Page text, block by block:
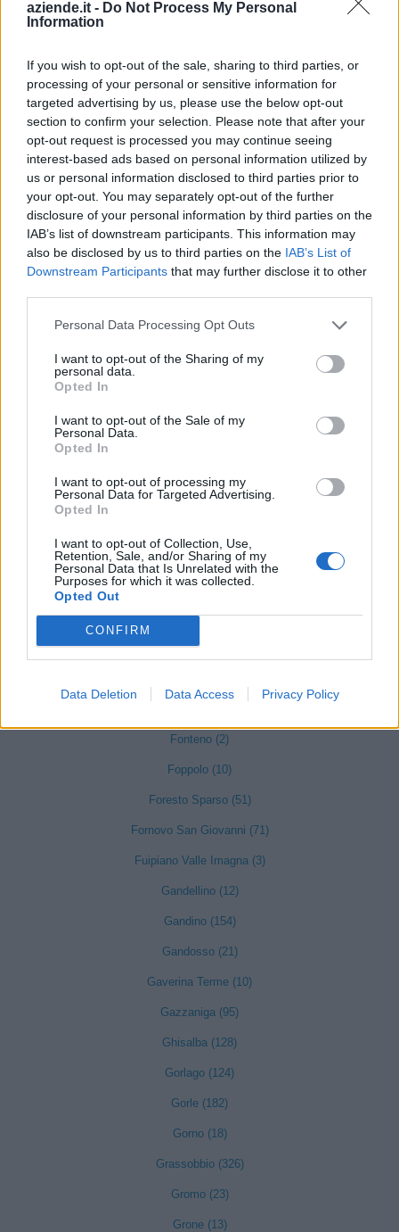
aziende.it - Do Not Process My Personal
Information
If you wish to opt-out of the sale, sharing to third parties, or
processing of your personal or sensitive information for
targeted advertising by us, please use the below opt-out
section to confirm your selection. Please note that after your
opt-out request is processed you may continue seeing
interest-based ads based on personal information utilized by
us or personal information disclosed to third parties prior to
your opt-out. You may separately opt-out of the further
disclosure of your personal information by third parties on the
IAB’s list of downstream participants. This information may
also be disclosed by us to third parties on the IAB’s List of
Downstream Participants that may further disclose it to other
Personal Data Processing Opt Outs
I want to opt-out of the Sharing of my
personal data.
Opted In
I want to opt-out of the Sale of my
Personal Data.
Opted In
I want to opt-out of processing my
Personal Data for Targeted Advertising.
Opted In
I want to opt-out of Collection, Use,
Retention, Sale, and/or Sharing of my
Personal Data that Is Unrelated with the
Purposes for which it was collected.
Opted Out
CONFIRM
Data Deletion Data Access Privacy Policy
Cologno al Serio (239)
Comun Nuovo (89)
Corna Imagna (6)
Cornalba (2)
Cortenuova (41)
Costa Valle Imagna (4)
Costa di Mezzate (68)
Costa Serina (11)
Endine Gaiano (94)
Fara Gera d'Adda (118)
Fara Olivana con Sola (27)
Filago (50)
Fino del Monte (14)
Fonteno (2)
Foppolo (10)
Foresto Sparso (51)
Fornovo San Giovanni (71)
Fuipiano Valle Imagna (3)
Gandellino (12)
Gandino (154)
Gandosso (21)
Gaverina Terme (10)
Gazzaniga (95)
Ghisalba (128)
Gorlago (124)
Gorle (182)
Gorno (18)
Grassobbio (326)
Gromo (23)
Grone (13)